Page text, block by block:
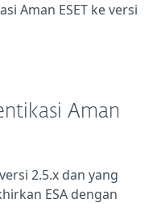
Aman ESET ke versi
Aman
2.5.x dan yang
ESA dengan